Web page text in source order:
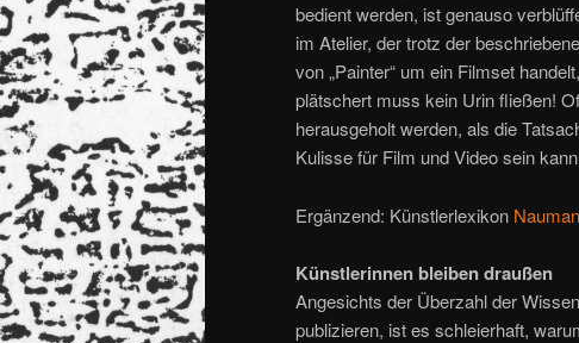
bedient werden, ist genauso
im Atelier, der trotz der
von „Painter“ um ein Filmset
plätschert muss kein Urin fließen!
herausgeholt werden, als die
Kulisse für Film und Video sein
Ergänzend: Künstlerlexikon Nauman
Künstlerinnen bleiben draußen
Angesichts der Überzahl der
publizieren, ist es schleierhaft,